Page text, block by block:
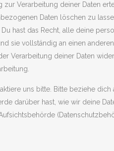
Verarbeitung deiner Daten
Daten löschen zu
Du hast das Recht, alle deine
sie vollständig an einen
Verarbeitung deiner Daten
uns bitte. Bitte beziehe
darüber hast, wie wir deine